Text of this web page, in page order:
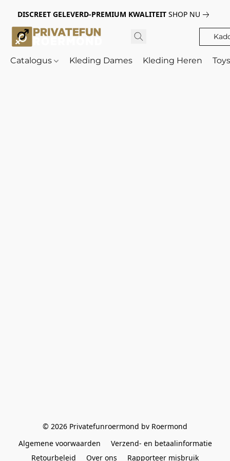
DISCREET GELEVERD-PREMIUM KWALITEIT SHOP NU
Catalogus Kleding Dames Kleding Heren
© 2026 Privatefunroermond bv Roermond
Algemene voorwaarden
Verzend- en betaalinformatie
Retourbeleid
Over ons Rapporteer misbruik